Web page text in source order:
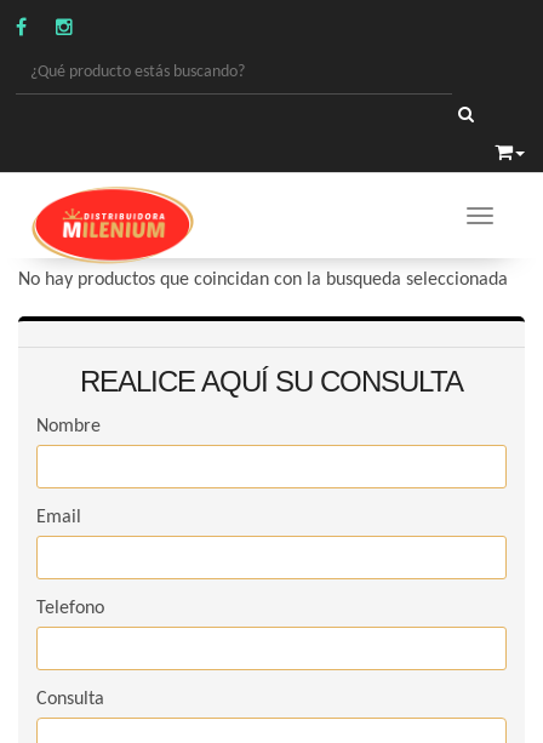
Toggle
PERFUMERIA
PAÑALES
No hay productos que coincidan con la busqueda seleccionada
REALICE AQUÍ SU CONSULTA
Nombre
Email
Telefono
Consulta